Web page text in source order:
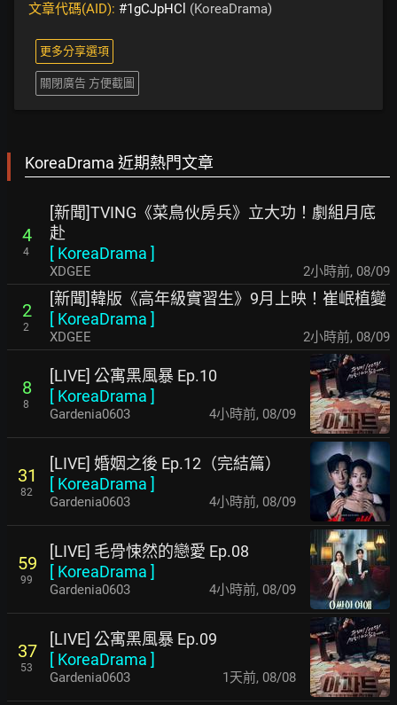
文章代碼(AID): #1gCJpHCl (KoreaDrama)
更多分享選項
關閉廣告 方便截圖
KoreaDrama 近期熱門文章
4
4
[新聞]TVING《菜鳥伙房兵》立大功！劇組月底
赴
[ KoreaDrama ]
XDGEE 2小時前, 08/09
2
2
[新聞]韓版《高年級實習生》9月上映！崔岷植變
[ KoreaDrama ]
XDGEE 2小時前, 08/09
8
8
[LIVE] 公寓黑風暴 Ep.10
[ KoreaDrama ]
Gardenia0603 4小時前, 08/09
31
82
[LIVE] 婚姻之後 Ep.12（完結篇）
[ KoreaDrama ]
Gardenia0603 4小時前, 08/09
59
99
[LIVE] 毛骨悚然的戀愛 Ep.08
[ KoreaDrama ]
Gardenia0603 4小時前, 08/09
37
53
[LIVE] 公寓黑風暴 Ep.09
[ KoreaDrama ]
Gardenia0603 1天前, 08/08